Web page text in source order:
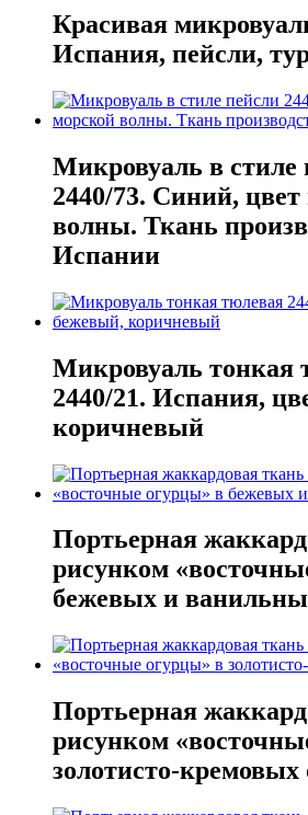
Красивая
Испания, пейсли,
Микровуаль в стиле
2440/73. Синий,
волны. Ткань
Испании
Микровуаль тонкая
2440/21. Испания,
коричневый
Портьерная
рисунком
бежевых и
Портьерная
рисунком
золотисто-кремовых